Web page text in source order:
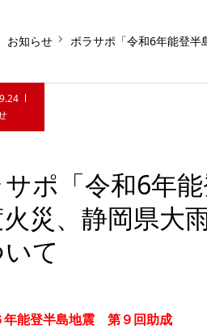
お知らせ ボラサポ「令和6年能登
ポ「令和6年
災、静岡県大
て
能登半島地震 第９回助成